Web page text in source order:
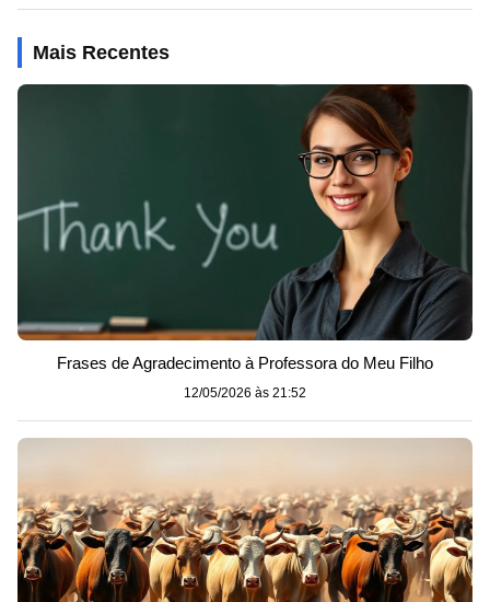
Mais Recentes
Frases de Agradecimento à Professora do Meu Filho
12/05/2026 às 21:52